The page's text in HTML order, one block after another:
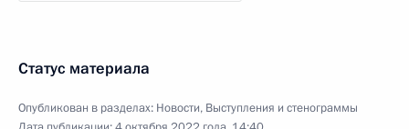
Статус материала
Опубликован в разделах: Новости, Выступления и стенограммы